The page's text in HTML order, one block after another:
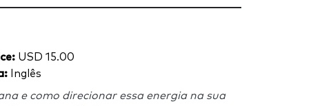
USD 15.00
Inglês
e como direcionar essa energia na sua